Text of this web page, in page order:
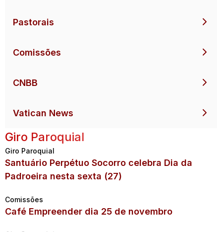
Pastorais
Comissões
CNBB
Vatican News
Giro Paroquial
Giro Paroquial
Santuário Perpétuo Socorro celebra Dia da
Padroeira nesta sexta (27)
Comissões
Café Empreender dia 25 de novembro